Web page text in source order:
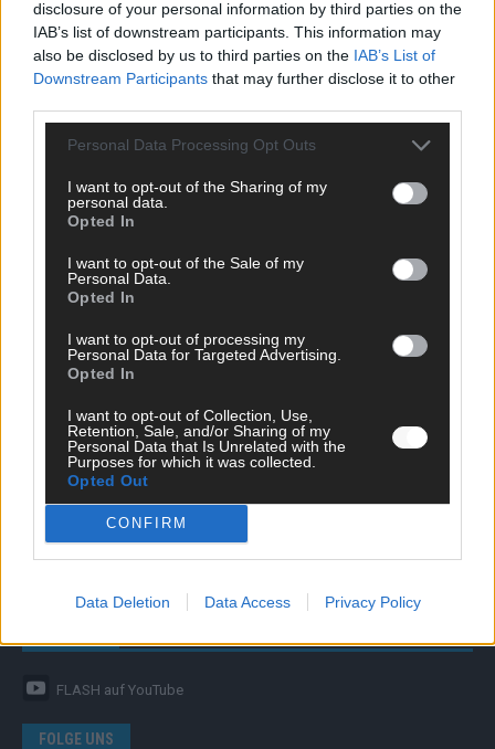
disclosure of your personal information by third parties on the
IAB’s list of downstream participants. This information may
also be disclosed by us to third parties on the IAB’s List of
Downstream Participants that may further disclose it to other
Personal Data Processing Opt Outs
I want to opt-out of the Sharing of my
personal data.
Opted In
I want to opt-out of the Sale of my
Personal Data.
Opted In
I want to opt-out of processing my
Personal Data for Targeted Advertising.
Opted In
I want to opt-out of Collection, Use,
Retention, Sale, and/or Sharing of my
Personal Data that Is Unrelated with the
Purposes for which it was collected.
Opted Out
CONFIRM
Data Deletion Data Access Privacy Policy
SCHNELL ZUM RESSORT
Nachrichten
Wirtschaft
Ratgeber
Kommentar
Eurovision
FLASH – DAS VIDEOPORTAL
ÜBER UNS
Unternehmensporträt
Ehtikrichtlinie & Faktencheck
FLASH auf YouTube
FOLGE UNS